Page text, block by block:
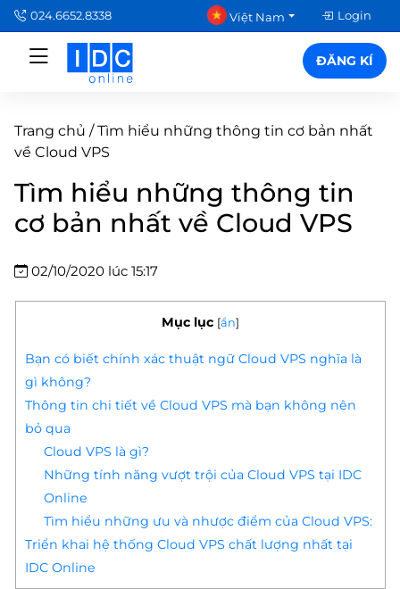
024.6652.8338 Việt Nam Login
ĐĂNG KÍ
Trang chủ /Tìm hiểu những thông tin cơ bản nhất
về Cloud VPS
Tìm hiểu những thông tin
cơ bản nhất về Cloud VPS
02/10/2020 lúc 15:17
Mục lục [ẩn]
Bạn có biết chính xác thuật ngữ Cloud VPS nghĩa là
gì không?
Thông tin chi tiết về Cloud VPS mà bạn không nên
bỏ qua
Cloud VPS là gì?
Những tính năng vượt trội của Cloud VPS tại IDC
Online
Tìm hiểu những ưu và nhược điểm của Cloud VPS:
Triển khai hệ thống Cloud VPS chất lượng nhất tại
IDC Online